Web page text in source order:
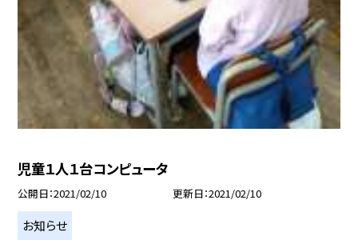
児童１人１台コンピュータ
公開日 2021/02/10 更新日 2021/02/10
お知らせ